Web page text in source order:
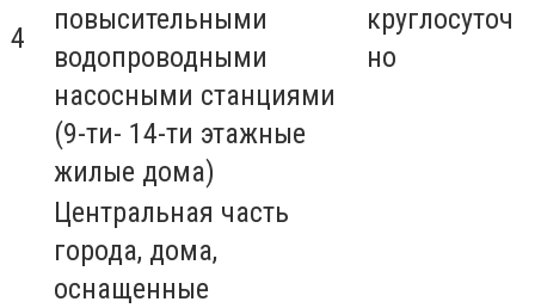
4
повысительными
водопроводными
насосными станциями
(9-ти- 14-ти этажные
жилые дома)
круглосуточ
но
Центральная часть
города, дома,
оснащенные